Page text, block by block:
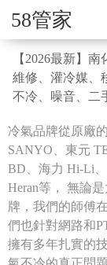
58管家
【2026最新】
維修、灌冷媒、
不冷、噪音、二
冷氣品牌從原廠
SANYO、東元
BD、海力 Hi-Li
Heran等， 無論
牌，我們的師傅
們也針對網路和
擁有多年扎實的